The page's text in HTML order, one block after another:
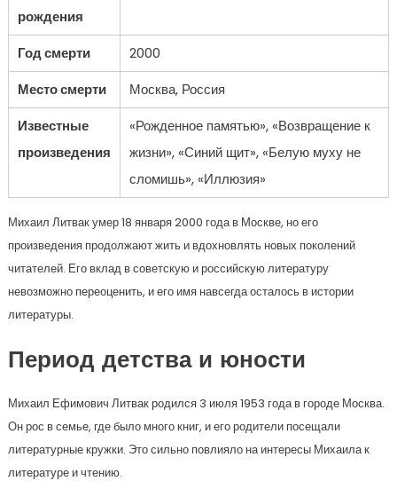
рождения
Год смерти
2000
Место смерти
Москва, Россия
Известные
произведения
«Рожденное памятью», «Возвращение к
жизни», «Синий щит», «Белую муху не
сломишь», «Иллюзия»
Михаил Литвак умер 18 января 2000 года в Москве, но его
произведения продолжают жить и вдохновлять новых поколений
читателей. Его вклад в советскую и российскую литературу
невозможно переоценить, и его имя навсегда осталось в истории
литературы.
Период детства и юности
Михаил Ефимович Литвак родился 3 июля 1953 года в городе Москва.
Он рос в семье, где было много книг, и его родители посещали
литературные кружки. Это сильно повлияло на интересы Михаила к
литературе и чтению.